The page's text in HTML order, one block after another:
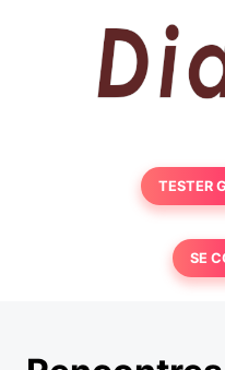
TESTER
SE